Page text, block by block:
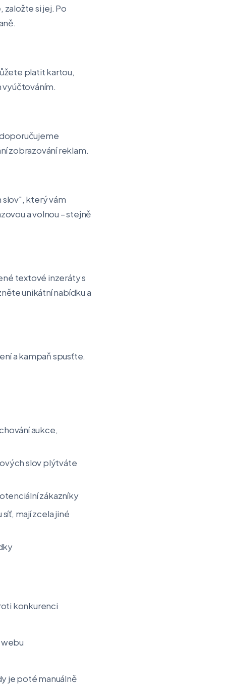
si jej. Po
platit kartou,
vyúčtováním.
zobrazování reklam.
slov", který vám
a volnou – stejně
textové inzeráty s
unikátní nabídku a
a kampaň spusťte.
aukce,
slov plýtváte
zákazníky
mají zcela jiné
konkurenci
je poté manuálně